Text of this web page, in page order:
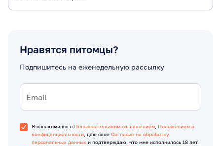
Нравятся питомцы?
Подпишитесь на еженедельную рассылку
Я ознакомился с Пользовательским соглашением, Положением о
конфиденциальности, даю свое Согласие на обработку
персональных данных и подтверждаю, что мне исполнилось 18 лет.